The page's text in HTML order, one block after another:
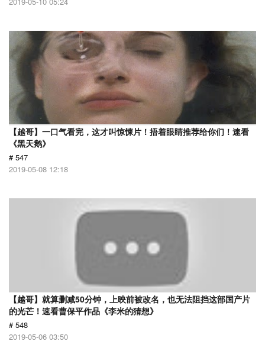
【越哥】一口气看完，这才叫惊悚片！捂着眼睛推荐给你们！速看
《黑天鹅》
# 547
2019-05-08 12:18
【越哥】就算删减50分钟，上映前被改名，也无法阻挡这部国产片
的光芒！速看曹保平作品《李米的猜想》
# 548
2019-05-06 03:50